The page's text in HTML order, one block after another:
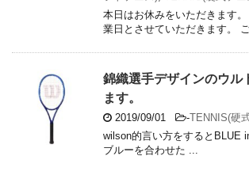
本日はお休みをいただきます
業日とさせていただきます。
錦織選手デザインのウル
ます。
2019/09/01 -TENNIS(硬
wilson的言い方をするとBLUE
ブルーを合わせた ...